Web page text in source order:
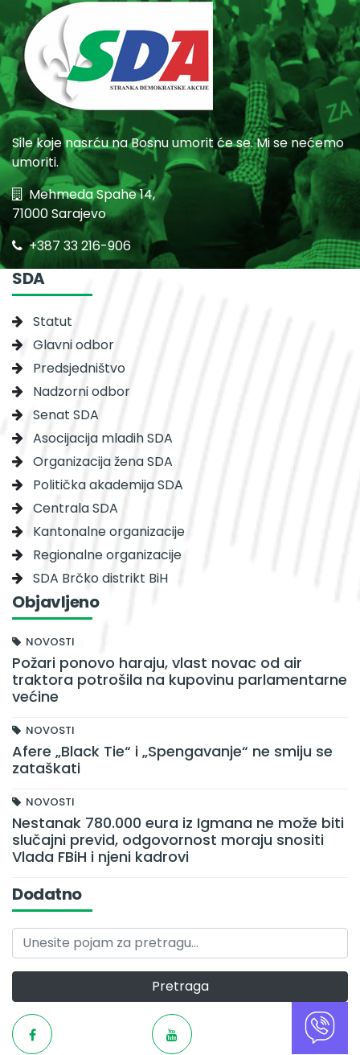
Sile koje nasrću na Bosnu umorit će se. Mi se nećemo
umoriti.
Mehmeda Spahe 14,
71000 Sarajevo
+387 33 216-906
SDA
Statut
Glavni odbor
Predsjedništvo
Nadzorni odbor
Senat SDA
Asocijacija mladih SDA
Organizacija žena SDA
Politička akademija SDA
Centrala SDA
Kantonalne organizacije
Regionalne organizacije
SDA Brčko distrikt BiH
Objavljeno
NOVOSTI
Požari ponovo haraju, vlast novac od air
traktora potrošila na kupovinu parlamentarne
većine
NOVOSTI
Afere „Black Tie“ i „Spengavanje“ ne smiju se
zataškati
NOVOSTI
Nestanak 780.000 eura iz Igmana ne može biti
slučajni previd, odgovornost moraju snositi
Vlada FBiH i njeni kadrovi
Dodatno
Pretraga